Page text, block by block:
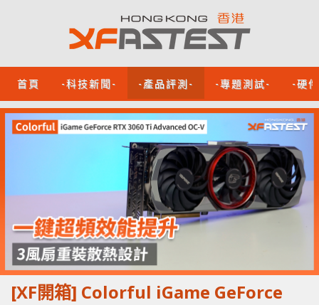
首頁 -科技新聞- -產品評測- -專題測試- -硬
[XF開箱] Colorful iGame GeForce